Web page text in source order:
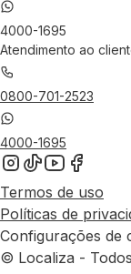
4000-1695
Atendimento ao
0800-701-2523
4000-1695
Termos de uso
Políticas de
Configurações de
© Localiza -